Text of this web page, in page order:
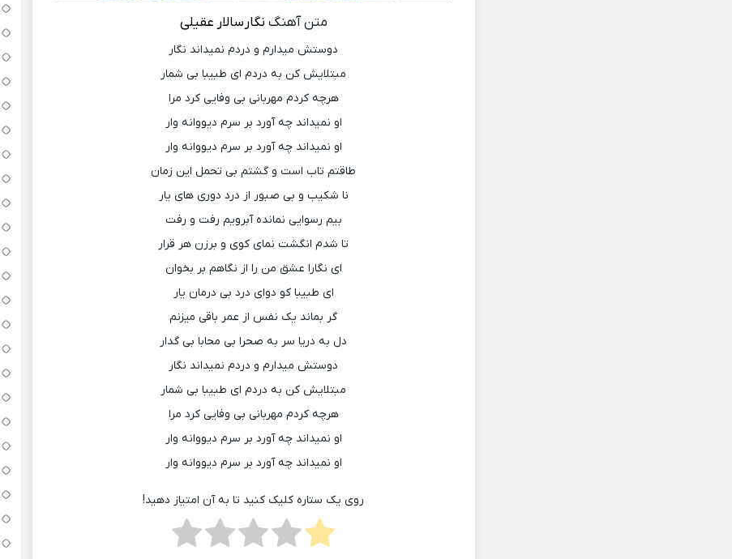
متن آهنگ نگار سالار عقیلی
دوستش میدارم و دردم نمیداند نگار
مبتلایش کن به دردم ای طبیبا بی شمار
هرچه کردم مهربانی بی وفایی کرد مرا
او نمیداند چه آورد بر سرم دیووانه وار
او نمیداند چه آورد بر سرم دیووانه وار
طاقتم تاب است و گشتم بی تحمل این زمان
نا شکیب و بی صبور از درد دوری های یار
بیم رسوایی نمانده آبرویم رفت و رفت
تا شدم انگشت نمای کوی و برزن هر قرار
ای نگارا عشق من را از نگاهم بر بخوان
ای طبیبا کو دوای درد بی درمان یار
گر بماند یک نفس از عمر باقی میزنم
دل به دریا سر به صحرا بی محابا بی گدار
دوستش میدارم و دردم نمیداند نگار
مبتلایش کن به دردم ای طبیبا بی شمار
هرچه کردم مهربانی بی وفایی کرد مرا
او نمیداند چه آورد بر سرم دیووانه وار
او نمیداند چه آورد بر سرم دیووانه وار
روی یک ستاره کلیک کنید تا به آن امتیاز دهید!